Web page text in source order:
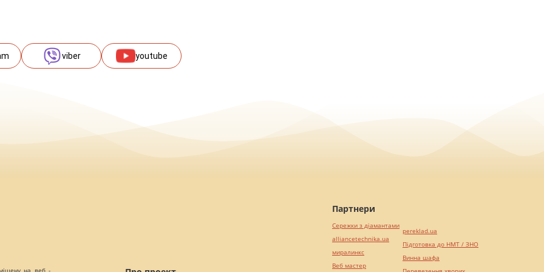
viber youtube
на веб -
Партнери
Сережки з діамантами
alliancetechnika.ua
миралинкс
Веб мастер
pereklad.ua
Підготовка до НМТ / ЗНО
Винна шафа